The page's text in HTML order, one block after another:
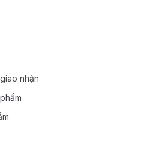
nhận